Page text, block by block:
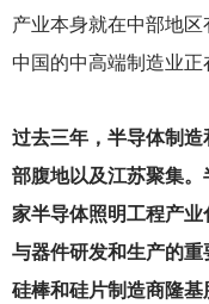
产业本身就在中部地
中国的中高端制造业正
过去三年，半导体制
部腹地以及江苏聚集
家半导体照明工程产
与器件研发和生产的
硅棒和硅片制造商隆